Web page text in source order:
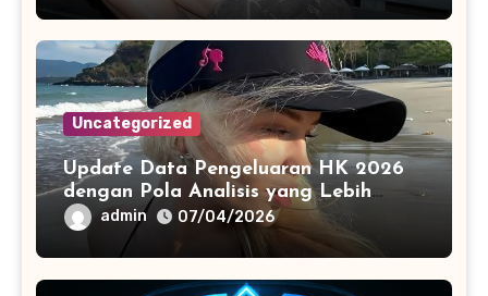
Uncategorized
Update Data Pengeluaran HK 2026
dengan Pola Analisis yang Lebih
Terstruktur
admin 07/04/2026